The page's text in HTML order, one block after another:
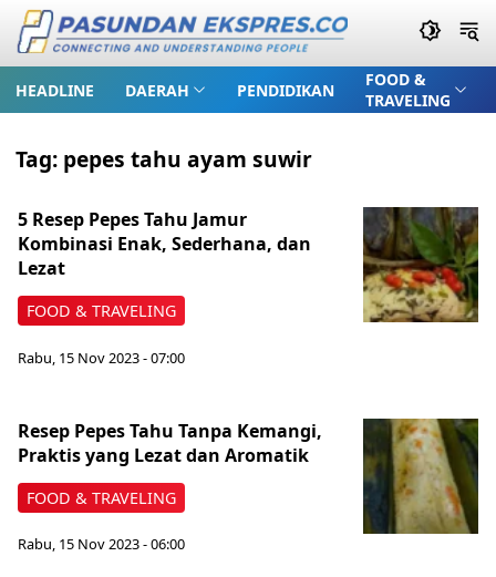
HEADLINE DAERAH PENDIDIKAN
FOOD &
TRAVELING
Tag: pepes tahu ayam suwir
FOOD & TRAVELING
5 Resep Pepes Tahu Jamur
Kombinasi Enak, Sederhana, dan
Lezat
Rabu, 15 Nov 2023 - 07:00
FOOD & TRAVELING
Resep Pepes Tahu Tanpa Kemangi,
Praktis yang Lezat dan Aromatik
Rabu, 15 Nov 2023 - 06:00